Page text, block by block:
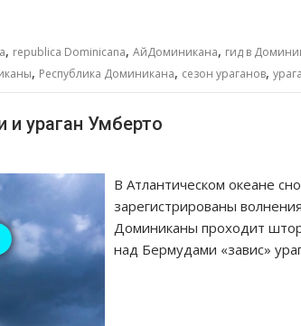
, republica Dominicana, АйДоминикана, гид в
, Республика Доминикана, сезон ураганов,
ураган Умберто
В Атлантическом океане
зарегистрированы
Доминиканы проходит
над Бермудами «завис»